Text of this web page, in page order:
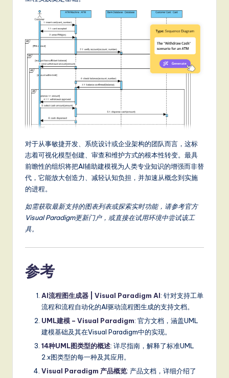
对于从事敏捷开发、系统设计或企业架构的团队而言，这标
志着可视化模型创建、审查和维护方式的根本性转变。最具
前瞻性的组织将把AI辅助建模视为人类专业知识的增强而非替
代，它能放大创造力、减轻认知负担，并加速从概念到实施
的进程。
如需获取最新支持的图表列表或探索实时功能，请参考官方
Visual Paradigm更新门户，或直接在试用环境中尝试该工
具。
参考
AI流程图生成器 | Visual Paradigm AI: 针对支持工单
流程和流程自动化的AI驱动流程图生成的支持文档。
UML建模 – Visual Paradigm: 官方文档，涵盖UML
建模基础及其在Visual Paradigm中的实现。
14种UML图类型的概述: 详尽指南，解释了标准UML
2.x图类型的每一种及其应用。
Visual Paradigm 产品概览: 产品文档，详细介绍了